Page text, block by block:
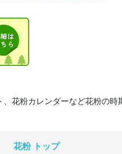
花粉カレンダーなど花粉の時
花粉 トップ